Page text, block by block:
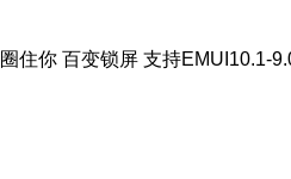
住你 百变锁屏 支持EMUI10.1-